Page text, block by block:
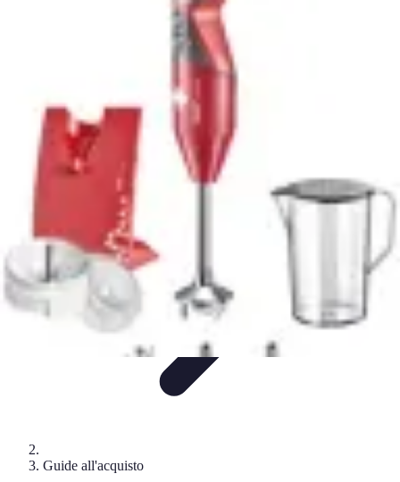
Risparmio Energetico Tendenze
Guide all'acquisto